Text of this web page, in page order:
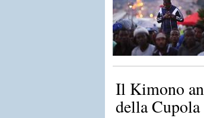
Il Kimono
della Cupola